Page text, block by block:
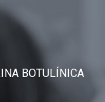
BOTULÍNICA